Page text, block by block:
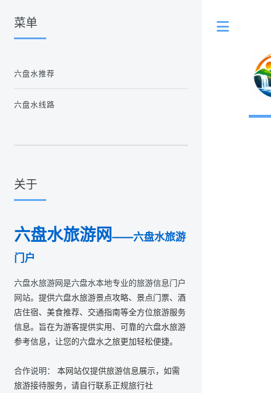
菜单
六盘水推荐
六盘水线路
关于
六盘水旅游网——六盘水旅游
门户
六盘水旅游网是六盘水本地专业的旅游信息门户
网站。 提供六盘水旅游景点攻略、景点门票、酒
店住宿、美食推荐、交通指南等全方位旅游服务
信息。旨在为游客提供实用、可靠的六盘水旅游
参考信息，让您的六盘水之旅更加轻松便捷。
合作说明：
本网站仅提供旅游信息展示，如需
旅游接待服务，请自行联系正规旅行社